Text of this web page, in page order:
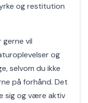
og restitution
gerne vil
og
selvom du ikke
på forhånd. Det
sig og være aktiv